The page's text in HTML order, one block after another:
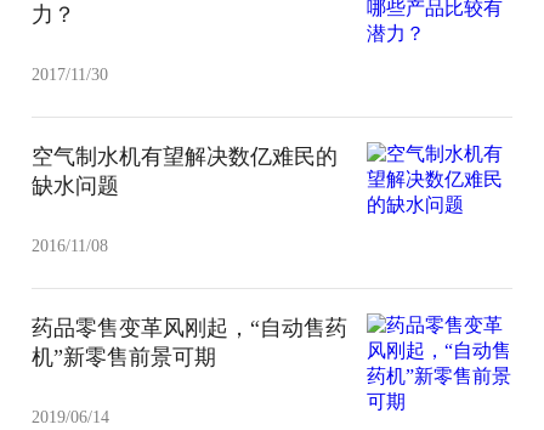
力？
2017/11/30
空气制水机有望解决数亿难民的
缺水问题
2016/11/08
药品零售变革风刚起，“自动售药
机”新零售前景可期
2019/06/14